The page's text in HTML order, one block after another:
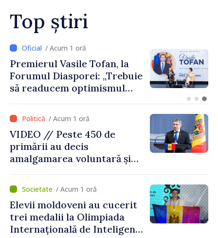
Top știri
/ Acum 1 oră
Premierul Vasile Tofan, la
Forumul Diasporei: „Trebuie
să readucem optimismul
Republica Moldova merge în
direcția corectă”
/ Acum 1 oră
VIDEO // Peste 450 de
primării au decis
amalgamarea voluntară și
pentru investiții. Igor
Grosu: „Este important să
depășim blocajele și să dăm o
șansă localităților să se
dezvolte”
/ Acum 1 oră
Elevii moldoveni au cucerit
trei medalii la Olimpiada
Internațională de Inteligență